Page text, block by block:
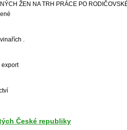
ŽEN NA TRH PRÁCE PO
.
export
České republiky